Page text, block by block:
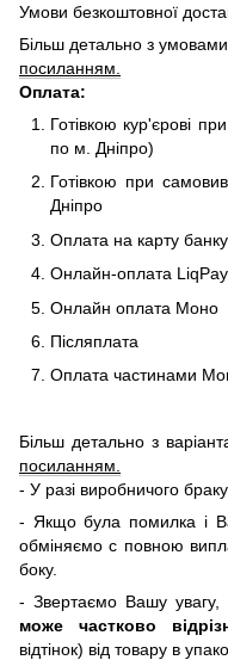
Умови безкоштовної
Більш детально з
посиланням.
Оплата:
Готівкою кур'єрові
по м. Дніпро)
Готівкою при
Дніпро
Оплата на карту банку
Онлайн-оплата
Онлайн оплата Моно
Післяплата
Оплата частинами
Більш детально з
посиланням.
- У разі виробничого
- Якщо була помилка і
обміняємо c повною
боку.
- Звертаємо Вашу
може частково
відтінок) від товару в